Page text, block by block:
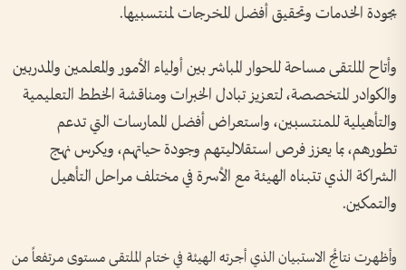
بجودة الخدمات وتحقيق أفضل المخرجات لمنتسبيها.
وأتاح الملتقى مساحة للحوار المباشر بين أولياء الأمور والمعلمين والمدربين
والكوادر المتخصصة، لتعزيز تبادل الخبرات ومناقشة الخطط التعليمية
والتأهيلية للمنتسبين، واستعراض أفضل الممارسات التي تدعم
تطورهم، بما يعزز فرص استقلاليتهم وجودة حياتهم، ويكرس نهج
الشراكة الذي تتبناه الهيئة مع الأسرة في مختلف مراحل التأهيل
والتمكين.
وأظهرت نتائج الاستبيان الذي أجرته الهيئة في ختام الملتقى مستوى مرتفعاً من